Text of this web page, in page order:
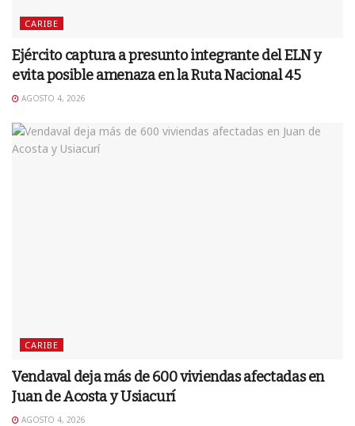
CARIBE
Ejército captura a presunto integrante del ELN y
evita posible amenaza en la Ruta Nacional 45
AGOSTO 4, 2026
CARIBE
Vendaval deja más de 600 viviendas afectadas en
Juan de Acosta y Usiacurí
AGOSTO 4, 2026